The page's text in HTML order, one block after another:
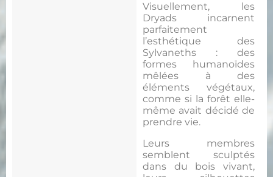
Visuellement, les
Dryads incarnent
parfaitement
l’esthétique des
Sylvaneths : des
formes humanoïdes
mêlées à des
éléments végétaux,
comme si la forêt elle-
même avait décidé de
prendre vie.
Leurs membres
semblent sculptés
dans du bois vivant,